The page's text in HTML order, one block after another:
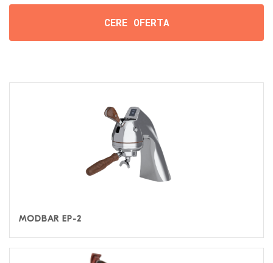
CERE OFERTA
MODBAR EP-2